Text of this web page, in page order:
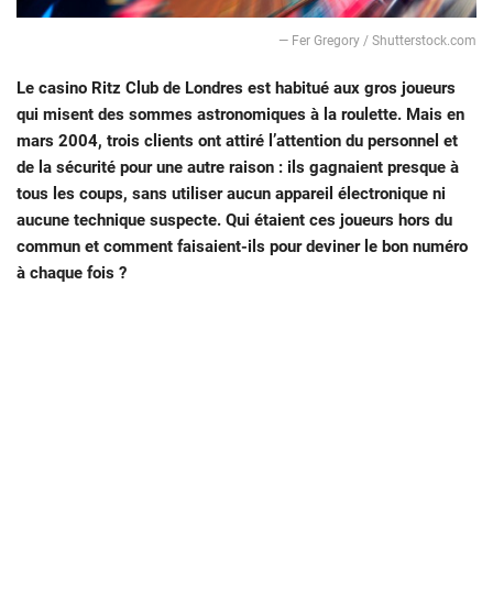
— Fer Gregory / Shutterstock.com
Le casino Ritz Club de Londres est habitué aux gros joueurs
qui misent des sommes astronomiques à la roulette. Mais en
mars 2004, trois clients ont attiré l’attention du personnel et
de la sécurité pour une autre raison : ils gagnaient presque à
tous les coups, sans utiliser aucun appareil électronique ni
aucune technique suspecte. Qui étaient ces joueurs hors du
commun et comment faisaient-ils pour deviner le bon numéro
à chaque fois ?